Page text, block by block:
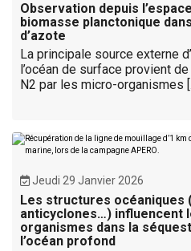
Observation depuis
biomasse planctonique
d’azote
La principale source externe
l’océan de surface provient
N2 par les micro-organismes
Jeudi 29 Janvier 2026
Les structures océaniques
anticyclones…) influencent
organismes dans la
l’océan profond